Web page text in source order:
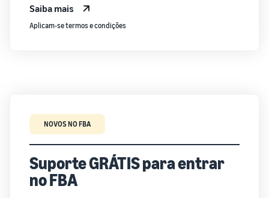
Saiba mais
Aplicam-se termos e condições
NOVOS NO FBA
Suporte GRÁTIS para entrar
no FBA